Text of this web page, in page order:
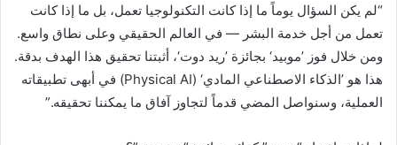
“لم يكن السؤال يوماً ما إذا كانت التكنولوجيا تعمل، بل ما إذا كانت
تعمل من أجل خدمة البشر — في العالم الحقيقي وعلى نطاق واسع.
ومن خلال فوز ’موبيد‘ بجائزة ’ريد دوت‘، أثبتنا تحقيق هذا الهدف بدقة.
هذا هو ’الذكاء الاصطناعي المادي‘ (Physical AI) في أبهى تطبيقاته
العملية، وسنواصل المضي قدماً لتجاوز آفاق ما يمكننا تحقيقه.”